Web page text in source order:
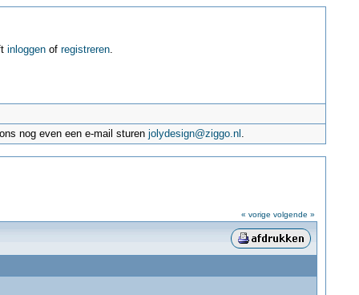
inloggenof registreren.
nog even een e-mail sturenjolydesign@ziggo.nl .
« vorige volgende »